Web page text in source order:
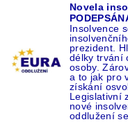
Novela
Insolvence
prezident.
délky trvání
osoby.
a to jak pro
získání
Legislativní
nové
oddlužení